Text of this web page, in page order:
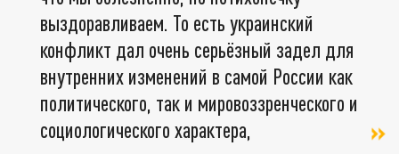
выздоравливаем. То есть украинский
конфликт дал очень серьёзный задел для
внутренних изменений в самой России как
политического, так и мировоззренческого и
социологического характера,